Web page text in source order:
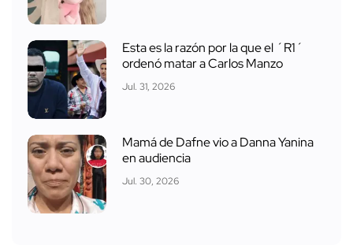
Esta es la razón por la que el ´R1´
ordenó matar a Carlos Manzo
Jul. 31, 2026
Mamá de Dafne vio a Danna Yanina
en audiencia
Jul. 30, 2026